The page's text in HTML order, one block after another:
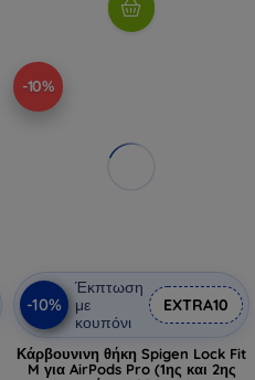
-10%
-10%
Έκπτωση
με
κουπόνι
EXTRA10
Κάρβουνινη θήκη Spigen Lock Fit
M για AirPods Pro (1ης και 2ης